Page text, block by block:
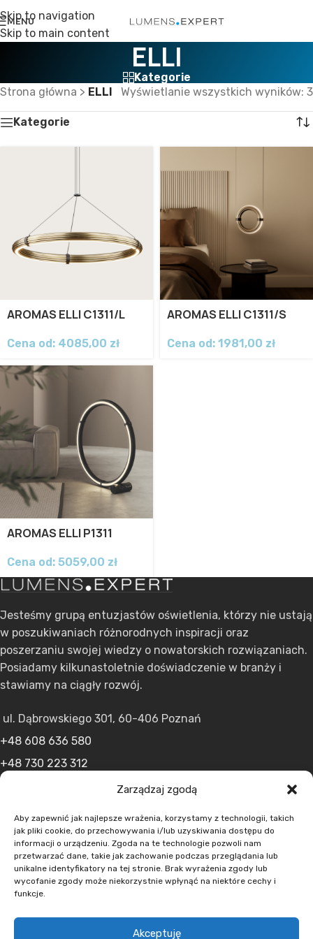
Zarządzaj zgodą
Aby zapewnić jak najlepsze wrażenia, korzystamy z technologii, takich
jak pliki cookie, do przechowywania i/lub uzyskiwania dostępu do
informacji o urządzeniu. Zgoda na te technologie pozwoli nam
przetwarzać dane, takie jak zachowanie podczas przeglądania lub
unikalne identyfikatory na tej stronie. Brak wyrażenia zgody lub
wycofanie zgody może niekorzystnie wpłynąć na niektóre cechy i
funkcje.
Akceptuję
Skip to navigation
Skip to main content
MENU
ELLI
Kategorie
Strona główna > ELLI Wyświetlanie wszystkich wyników: 3
Kategorie
AROMAS ELLI C1311/L
Cena od: 4085,00 zł
AROMAS ELLI C1311/S
Cena od: 1981,00 zł
AROMAS ELLI P1311
Cena od: 5059,00 zł
Jesteśmy grupą entuzjastów oświetlenia, którzy nie ustają
w poszukiwaniach różnorodnych inspiracji oraz
poszerzaniu swojej wiedzy o nowatorskich rozwiązaniach.
Posiadamy kilkunastoletnie doświadczenie w branży i
stawiamy na ciągły rozwój.
ul. Dąbrowskiego 301, 60-406 Poznań
+48 608 636 580
+48 730 223 312
MENU